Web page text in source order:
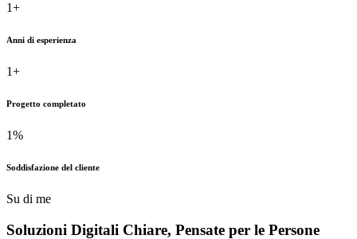
1+
Anni di esperienza
1+
Progetto completato
1%
Soddisfazione del cliente
Su di me
Soluzioni Digitali Chiare, Pensate per le Persone